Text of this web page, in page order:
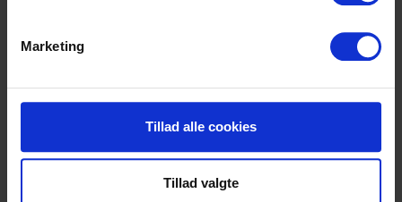
Marketing
Tillad alle cookies
Tillad valgte
Telefonnummer
Nyt fast beløb per måned